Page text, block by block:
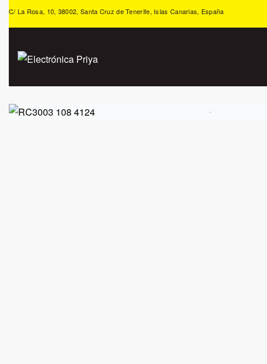
C/ La Rosa, 10, 38002, Santa Cruz de Tenerife, Islas Canarias, España